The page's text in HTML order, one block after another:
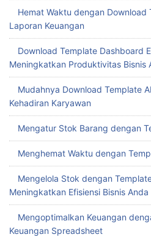
Hemat Waktu dengan Download
Laporan Keuangan
Download Template Dashboard
Meningkatkan Produktivitas Bisnis
Mudahnya Download Template
Kehadiran Karyawan
Mengatur Stok Barang dengan
Menghemat Waktu dengan
Mengelola Stok dengan
Meningkatkan Efisiensi Bisnis Anda
Mengoptimalkan Keuangan
Keuangan Spreadsheet